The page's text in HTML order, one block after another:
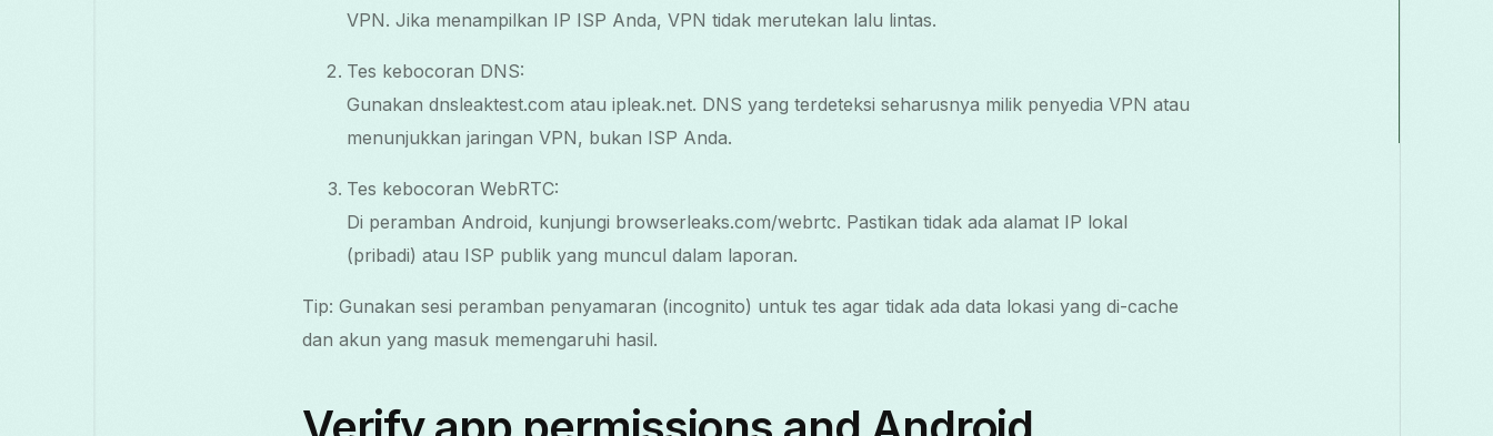
VPN. Jika menampilkan IP ISP Anda, VPN tidak merutekan lalu lintas.
Tes kebocoran DNS:
Gunakan dnsleaktest.com atau ipleak.net. DNS yang terdeteksi seharusnya milik penyedia VPN atau
menunjukkan jaringan VPN, bukan ISP Anda.
Tes kebocoran WebRTC:
Di peramban Android, kunjungi browserleaks.com/webrtc. Pastikan tidak ada alamat IP lokal
(pribadi) atau ISP publik yang muncul dalam laporan.
Tip: Gunakan sesi peramban penyamaran (incognito) untuk tes agar tidak ada data lokasi yang di-cache
dan akun yang masuk memengaruhi hasil.